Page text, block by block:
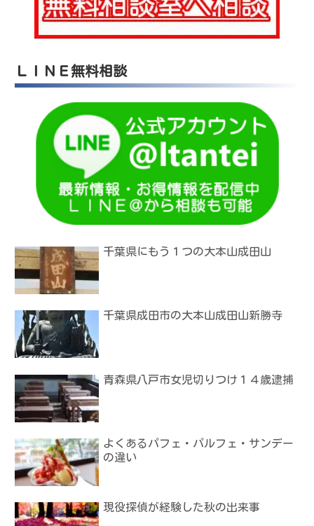
ＬＩＮＥ無料相談
千葉県にもう１つの大本山成田山
千葉県成田市の大本山成田山新勝寺
青森県八戸市女児切りつけ１４歳逮捕
よくあるパフェ・パルフェ・サンデー
の違い
現役探偵が経験した秋の出来事